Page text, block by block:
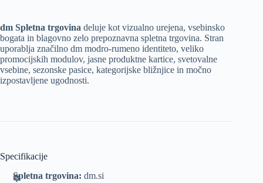
dm Spletna trgovina deluje kot vizualno urejena, vsebinsko
bogata in blagovno zelo prepoznavna spletna trgovina. Stran
uporablja značilno dm modro-rumeno identiteto, veliko
promocijskih modulov, jasne produktne kartice, svetovalne
vsebine, sezonske pasice, kategorijske bližnjice in močno
izpostavljene ugodnosti.
Specifikacije
Spletna trgovina: dm.si